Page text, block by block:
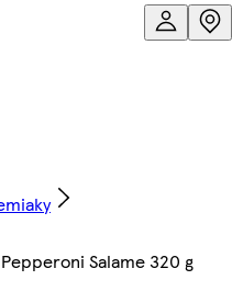
Salame 320 g